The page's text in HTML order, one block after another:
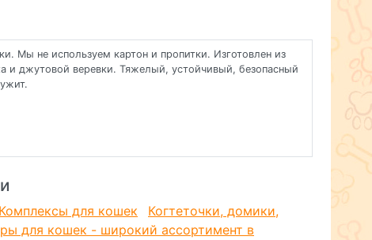
Мы не используем картон и пропитки. Изготовлен из
и джутовой веревки. Тяжелый, устойчивый, безопасный
Комплексы для кошек
Когтеточки, домики,
для кошек - широкий ассортимент в